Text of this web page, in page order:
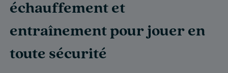
échauffement et
entraînement pour jouer en
toute sécurité